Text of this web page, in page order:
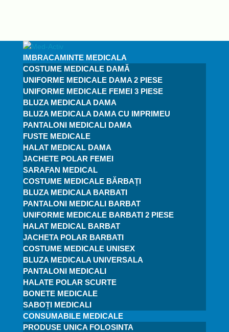
IMBRACAMINTE MEDICALA
COSTUME MEDICALE DAMĂ
UNIFORME MEDICALE DAMA 2 PIESE
UNIFORME MEDICALE FEMEI 3 PIESE
BLUZA MEDICALA DAMA
BLUZA MEDICALA DAMA CU IMPRIMEU
PANTALONI MEDICALI DAMA
FUSTE MEDICALE
HALAT MEDICAL DAMA
JACHETE POLAR FEMEI
SARAFAN MEDICAL
COSTUME MEDICALE BĂRBAȚI
BLUZA MEDICALA BARBATI
PANTALONI MEDICALI BARBAT
UNIFORME MEDICALE BARBATI 2 PIESE
HALAT MEDICAL BARBAT
JACHETA POLAR BARBATI
COSTUME MEDICALE UNISEX
BLUZA MEDICALA UNIVERSALA
PANTALONI MEDICALI
HALATE POLAR SCURTE
BONETE MEDICALE
SABOȚI MEDICALI
CONSUMABILE MEDICALE
PRODUSE UNICA FOLOSINTA